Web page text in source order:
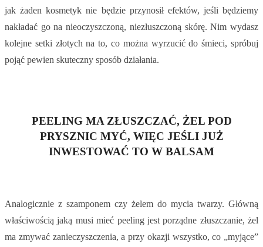
jak żaden kosmetyk nie będzie przynosił efektów, jeśli będziemy
nakładać go na nieoczyszczoną, niezłuszczoną skórę. Nim wydasz
kolejne setki złotych na to, co można wyrzucić do śmieci, spróbuj
pojąć pewien skuteczny sposób działania.
PEELING MA ZŁUSZCZAĆ, ŻEL POD
PRYSZNIC MYĆ, WIĘC JEŚLI JUŻ
INWESTOWAĆ TO W BALSAM
Analogicznie z szamponem czy żelem do mycia twarzy. Główną
właściwością jaką musi mieć peeling jest porządne złuszczanie, żel
ma zmywać zanieczyszczenia, a przy okazji wszystko, co „myjące”